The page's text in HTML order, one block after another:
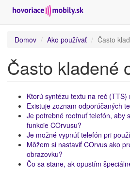
Skočiť
obsah
Domov
Ako používať Často
Často kladené
Ktorú syntézu textu na reč (TTS)
Existuje zoznam odporúčaných
Je potrebné rootnuť telefón, aby
funkcie COrvusu?
Je možné vypnúť telefón pri
Môžem si nastaviť COrvus ako
obrazovku?
Čo sa stane, ak opustím